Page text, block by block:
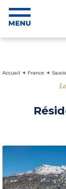
Accueil France